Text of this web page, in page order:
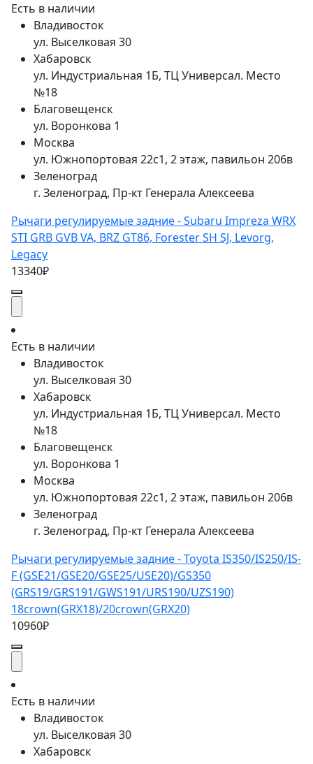
Есть в наличии
Владивосток
ул. Выселковая 30
Хабаровск
ул. Индустриальная 1Б, ТЦ Универсал. Место
№18
Благовещенск
ул. Воронкова 1
Москва
ул. Южнопортовая 22с1, 2 этаж, павильон 206в
Зеленоград
г. Зеленоград, Пр-кт Генерала Алексеева
Рычаги регулируемые задние - Subaru Impreza WRX
STI GRB GVB VA, BRZ GT86, Forester SH SJ, Levorg,
Legacy
13340₽
Есть в наличии
Владивосток
ул. Выселковая 30
Хабаровск
ул. Индустриальная 1Б, ТЦ Универсал. Место
№18
Благовещенск
ул. Воронкова 1
Москва
ул. Южнопортовая 22с1, 2 этаж, павильон 206в
Зеленоград
г. Зеленоград, Пр-кт Генерала Алексеева
Рычаги регулируемые задние - Toyota IS350/IS250/IS-
F (GSE21/GSE20/GSE25/USE20)/GS350
(GRS19/GRS191/GWS191/URS190/UZS190)
18crown(GRX18)/20crown(GRX20)
10960₽
Есть в наличии
Владивосток
ул. Выселковая 30
Хабаровск